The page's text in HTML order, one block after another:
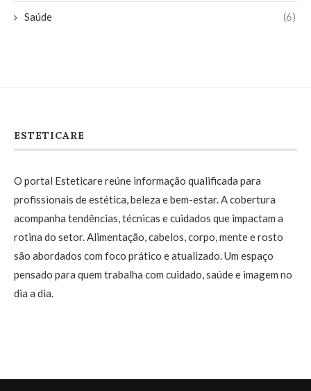
Saúde (6)
ESTETICARE
O portal Esteticare reúne informação qualificada para
profissionais de estética, beleza e bem-estar. A cobertura
acompanha tendências, técnicas e cuidados que impactam a
rotina do setor. Alimentação, cabelos, corpo, mente e rosto
são abordados com foco prático e atualizado. Um espaço
pensado para quem trabalha com cuidado, saúde e imagem no
dia a dia.